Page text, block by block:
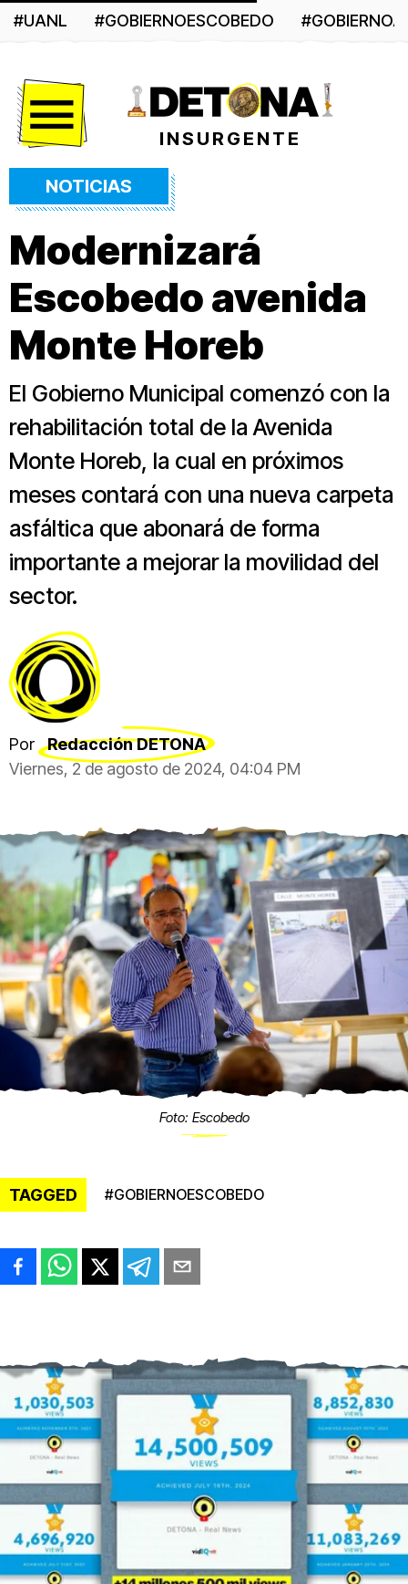
#UANL #GOBIERNOESCOBEDO
INSURGENTE
NOTICIAS
Modernizará
Escobedo avenida
Monte Horeb
El Gobierno Municipal comenzó con la
rehabilitación total de la Avenida
Monte Horeb, la cual en próximos
meses contará con una nueva carpeta
asfáltica que abonará de forma
importante a mejorar la movilidad del
sector.
Por
Redacción DETONA
Viernes, 2 de agosto de 2024, 04:04 PM
Foto: Escobedo
TAGGED #GOBIERNOESCOBEDO